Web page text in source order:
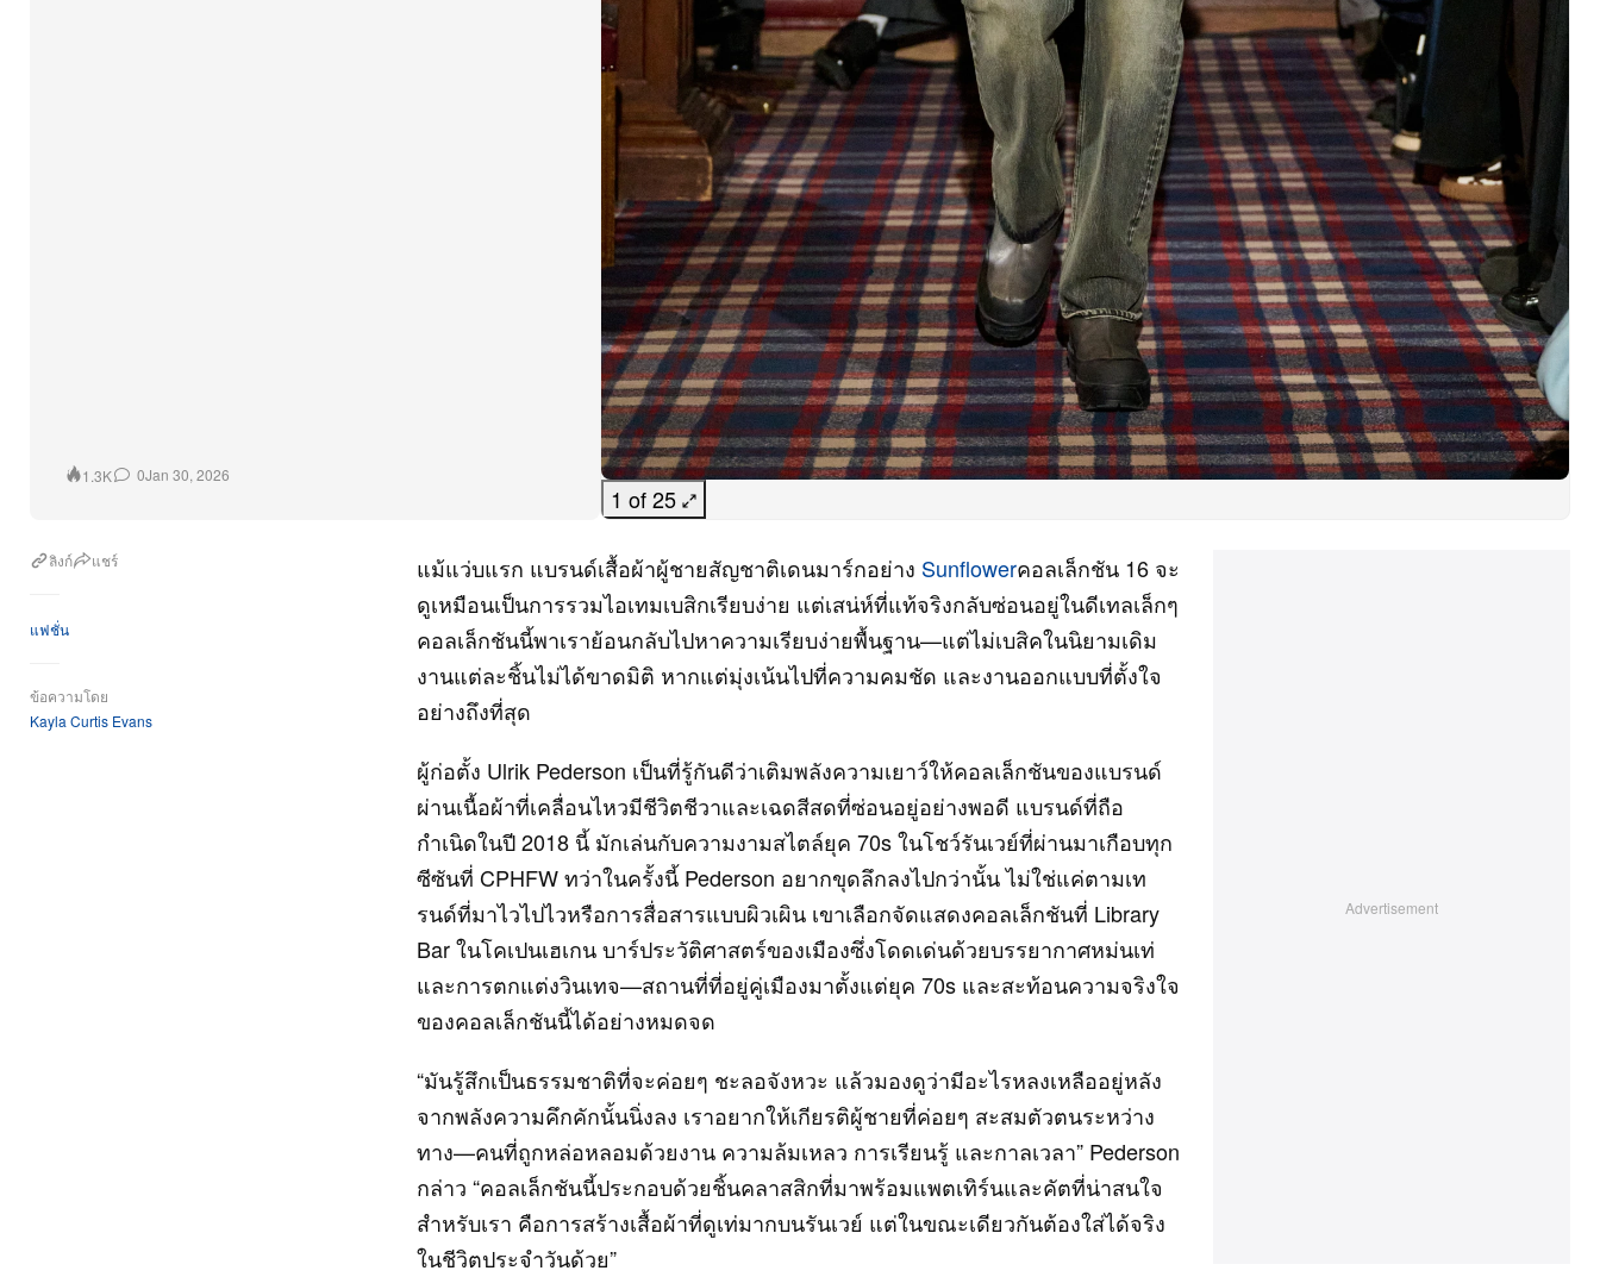
1.3K 0Jan 30, 2026
1 of 25
ลิงก์ แชร์
แฟชั่น
ข้อความโดย
Kayla Curtis Evans
แม้แว่บแรก แบรนด์เสื้อผ้าผู้ชายสัญชาติเดนมาร์กอย่าง Sunflowerคอลเล็กชัน 16 จะ
ดูเหมือนเป็นการรวมไอเทมเบสิกเรียบง่าย แต่เสน่ห์ที่แท้จริงกลับซ่อนอยู่ในดีเทลเล็กๆ
คอลเล็กชันนี้พาเราย้อนกลับไปหาความเรียบง่ายพื้นฐาน—แต่ไม่เบสิคในนิยามเดิม
งานแต่ละชิ้นไม่ได้ขาดมิติ หากแต่มุ่งเน้นไปที่ความคมชัด และงานออกแบบที่ตั้งใจ
อย่างถึงที่สุด
ผู้ก่อตั้ง Ulrik Pederson เป็นที่รู้กันดีว่าเติมพลังความเยาว์ให้คอลเล็กชันของแบรนด์
ผ่านเนื้อผ้าที่เคลื่อนไหวมีชีวิตชีวาและเฉดสีสดที่ซ่อนอยู่อย่างพอดี แบรนด์ที่ถือ
กำเนิดในปี 2018 นี้ มักเล่นกับความงามสไตล์ยุค 70s ในโชว์รันเวย์ที่ผ่านมาเกือบทุก
ซีซันที่ CPHFW ทว่าในครั้งนี้ Pederson อยากขุดลึกลงไปกว่านั้น ไม่ใช่แค่ตามเท
รนด์ที่มาไวไปไวหรือการสื่อสารแบบผิวเผิน เขาเลือกจัดแสดงคอลเล็กชันที่ Library
Bar ในโคเปนเฮเกน บาร์ประวัติศาสตร์ของเมืองซึ่งโดดเด่นด้วยบรรยากาศหม่นเท่
และการตกแต่งวินเทจ—สถานที่ที่อยู่คู่เมืองมาตั้งแต่ยุค 70s และสะท้อนความจริงใจ
ของคอลเล็กชันนี้ได้อย่างหมดจด
“มันรู้สึกเป็นธรรมชาติที่จะค่อยๆ ชะลอจังหวะ แล้วมองดูว่ามีอะไรหลงเหลืออยู่หลัง
จากพลังความคึกคักนั้นนิ่งลง เราอยากให้เกียรติผู้ชายที่ค่อยๆ สะสมตัวตนระหว่าง
ทาง—คนที่ถูกหล่อหลอมด้วยงาน ความล้มเหลว การเรียนรู้ และกาลเวลา” Pederson
กล่าว “คอลเล็กชันนี้ประกอบด้วยชิ้นคลาสสิกที่มาพร้อมแพตเทิร์นและคัตที่น่าสนใจ
สำหรับเรา คือการสร้างเสื้อผ้าที่ดูเท่มากบนรันเวย์ แต่ในขณะเดียวกันต้องใส่ได้จริง
ในชีวิตประจำวันด้วย”